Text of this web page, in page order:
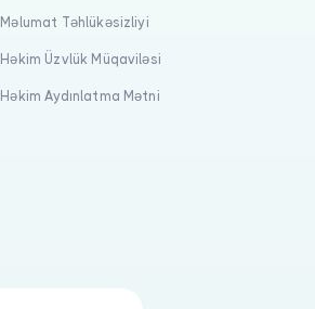
Məlumat Təhlükəsizliyi
Həkim Üzvlük Müqaviləsi
Həkim Aydınlatma Mətni